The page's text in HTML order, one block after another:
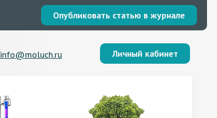
Опубликовать статью в журнале
info@moluch.ru Личный кабинет